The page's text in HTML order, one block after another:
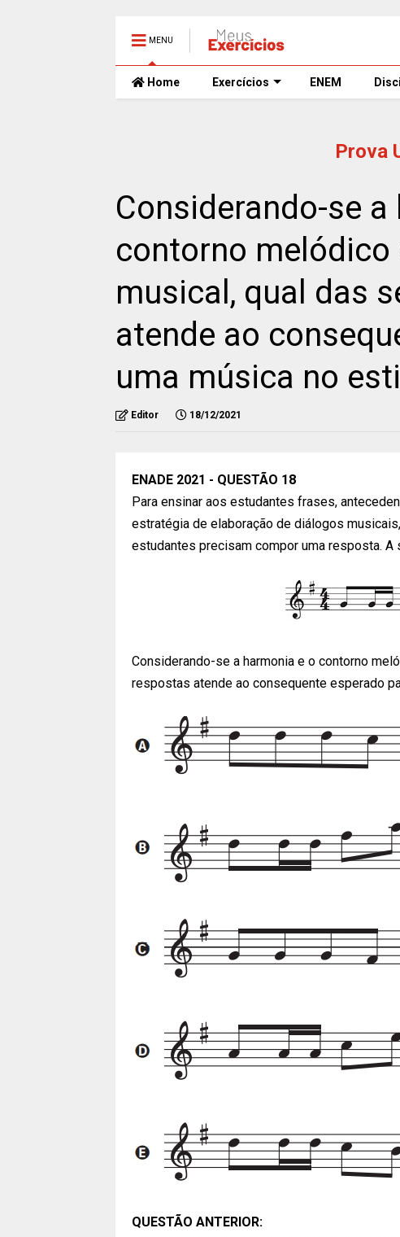
MENU
Home Exercícios ENEM
Prova
Considerando-se
contorno melódico
musical, qual das
atende ao
uma música no
Editor 18/12/2021
ENADE 2021 - QUESTÃO 18
Para ensinar aos estudantes frases,
estratégia de elaboração de diálogos
estudantes precisam compor uma resposta.
Considerando-se a harmonia e o contorno
respostas atende ao consequente esperado
QUESTÃO ANTERIOR: